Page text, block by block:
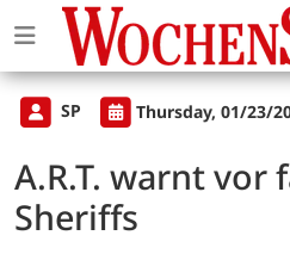
SP Thursday, 01/23/
A.R.T. warnt vor
Sheriffs